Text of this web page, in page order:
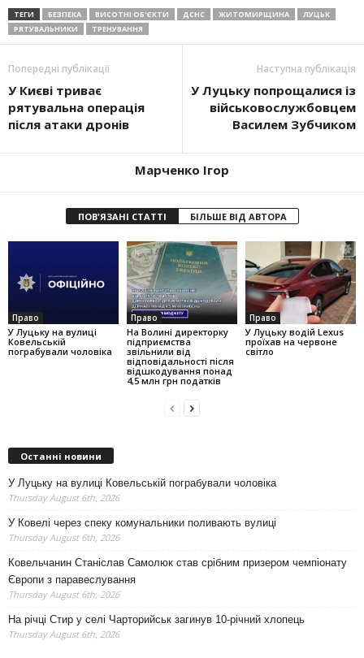
ТЕГИ БЕЗПЕКА ВИСОТНІ ОБ'ЄКТИ ДСНС ЖИТОМИРЩИНА
ЛУЦЬК
РЯТУВАЛЬНИКИ
ТРЕНУВАННЯ
Попередні публікації
У Києві триває
рятувальна операція
після атаки дронів
Наступна публікація
У Луцьку попрощалися із
військовослужбовцем
Василем Зубчиком
Марченко Ігор
ПОВ'ЯЗАНІ СТАТТІ БІЛЬШЕ ВІД АВТОРА
Право
У Луцьку на вулиці
Ковельській
пограбували чоловіка
Право
На Волині директорку
підприємства
звільнили від
відповідальності після
відшкодування понад
4,5 млн грн податків
Право
У Луцьку водій Lexus
проїхав на червоне
світло
Останні новини
У Луцьку на вулиці Ковельській пограбували чоловіка
Thursday August 6th, 2026
У Ковелі через спеку комунальники поливають вулиці
Thursday August 6th, 2026
Ковельчанин Станіслав Самолюк став срібним призером чемпіонату
Європи з паравеслування
Thursday August 6th, 2026
На річці Стир у селі Чарторийськ загинув 10-річний хлопець
Thursday August 6th, 2026